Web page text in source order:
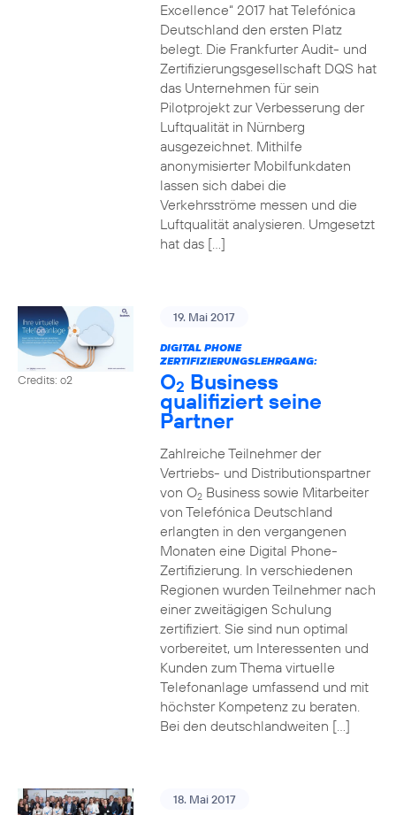
Excellence“ 2017 hat Telefónica
Deutschland den ersten Platz
belegt. Die Frankfurter Audit- und
Zertifizierungsgesellschaft DQS hat
das Unternehmen für sein
Pilotprojekt zur Verbesserung der
Luftqualität in Nürnberg
ausgezeichnet. Mithilfe
anonymisierter Mobilfunkdaten
lassen sich dabei die
Verkehrsströme messen und die
Luftqualität analysieren. Umgesetzt
hat das […]
Credits: o2
19. Mai 2017
DIGITAL PHONE
ZERTIFIZIERUNGSLEHRGANG:
O2 Business
qualifiziert seine
Partner
Zahlreiche Teilnehmer der
Vertriebs- und Distributionspartner
von O2Business sowie Mitarbeiter
von Telefónica Deutschland
erlangten in den vergangenen
Monaten eine Digital Phone-
Zertifizierung. In verschiedenen
Regionen wurden Teilnehmer nach
einer zweitägigen Schulung
zertifiziert. Sie sind nun optimal
vorbereitet, um Interessenten und
Kunden zum Thema virtuelle
Telefonanlage umfassend und mit
höchster Kompetenz zu beraten.
Bei den deutschlandweiten […]
18. Mai 2017